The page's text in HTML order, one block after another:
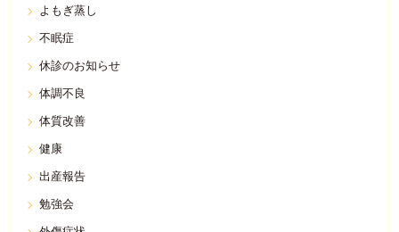
よもぎ蒸し
不眠症
休診のお知らせ
体調不良
体質改善
健康
出産報告
勉強会